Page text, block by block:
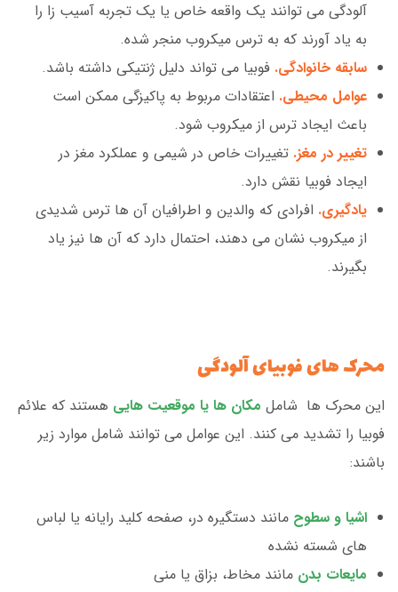
آلودگی می توانند یک واقعه خاص یا یک تجربه آسیب زا را
به یاد آورند که به ترس میکروب منجر شده.
سابقه خانوادگی. فوبیا می تواند دلیل ژنتیکی داشته باشد.
عوامل محیطی. اعتقادات مربوط به پاکیزگی ممکن است
باعث ایجاد ترس از میکروب شود.
تغییر در مغز. تغییرات خاص در شیمی و عملکرد مغز در
ایجاد فوبیا نقش دارد.
یادگیری. افرادی که والدین و اطرافیان آن ها ترس شدیدی
از میکروب نشان می دهند، احتمال دارد که آن ها نیز یاد
بگیرند.
محرک های فوبیای آلودگی
این محرک ها شامل مکان ها یا موقعیت هایی هستند که علائم
فوبیا را تشدید می کنند. این عوامل می توانند شامل موارد زیر
باشند:
اشیا و سطوح مانند دستگیره در، صفحه کلید رایانه یا لباس
های شسته نشده
مایعات بدن مانند مخاط، بزاق یا منی